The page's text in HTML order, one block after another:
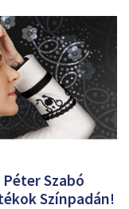
Szabó
Színpadán!